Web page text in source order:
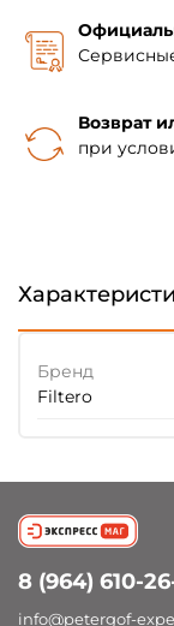
Возврат
при
Бренд
Filtero
8 (964) 610-
info@petergof-